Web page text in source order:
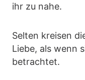
ihr zu nahe.
Selten kreisen
Liebe, als wenn
betrachtet.